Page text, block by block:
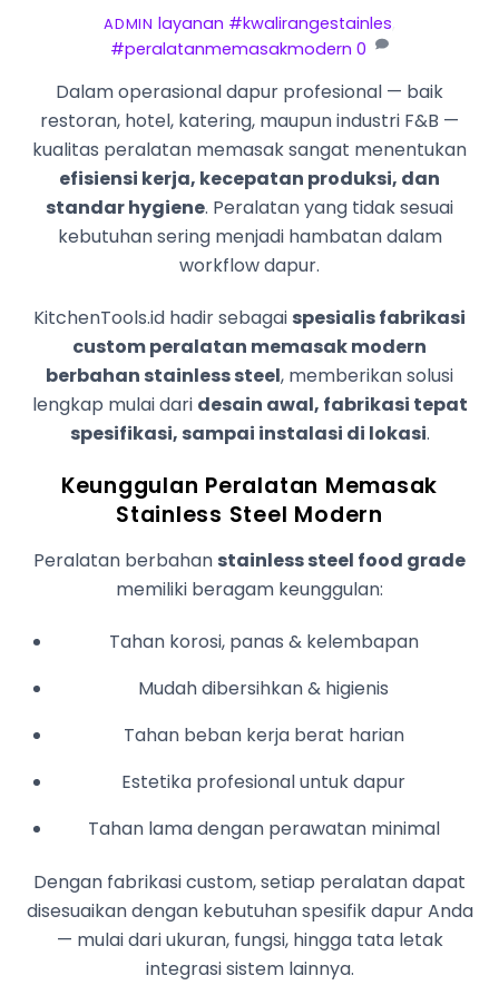
ADMIN layanan #kwalirangestainles
#peralatanmemasakmodern 0
Dalam operasional dapur profesional — baik
restoran, hotel, katering, maupun industri F&B —
kualitas peralatan memasak sangat menentukan
efisiensi kerja, kecepatan produksi, dan
standar hygiene. Peralatan yang tidak sesuai
kebutuhan sering menjadi hambatan dalam
workflow dapur.
KitchenTools.id hadir sebagai spesialis fabrikasi
custom peralatan memasak modern
berbahan stainless steel, memberikan solusi
lengkap mulai dari desain awal, fabrikasi tepat
spesifikasi, sampai instalasi di lokasi.
Keunggulan Peralatan Memasak
Stainless Steel Modern
Peralatan berbahan stainless steel food grade
memiliki beragam keunggulan:
Tahan korosi, panas & kelembapan
Mudah dibersihkan & higienis
Tahan beban kerja berat harian
Estetika profesional untuk dapur
Tahan lama dengan perawatan minimal
Dengan fabrikasi custom, setiap peralatan dapat
disesuaikan dengan kebutuhan spesifik dapur Anda
— mulai dari ukuran, fungsi, hingga tata letak
integrasi sistem lainnya.